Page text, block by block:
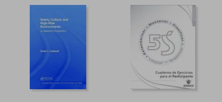
40%
dcto. dcto.